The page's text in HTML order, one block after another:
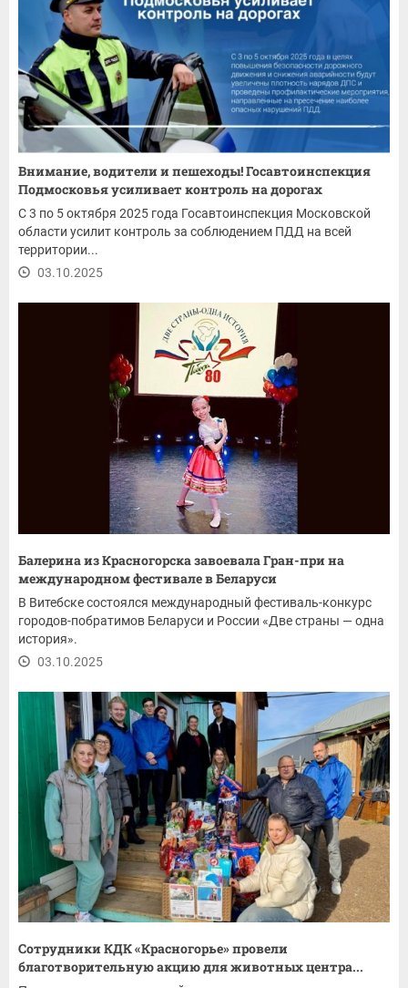
Внимание, водители и пешеходы! Госавтоинспекция
Подмосковья усиливает контроль на дорогах
С 3 по 5 октября 2025 года Госавтоинспекция Московской
области усилит контроль за соблюдением ПДД на всей
территории...
03.10.2025
Балерина из Красногорска завоевала Гран-при на
международном фестивале в Беларуси
В Витебске состоялся международный фестиваль-конкурс
городов-побратимов Беларуси и России «Две страны — одна
история».
03.10.2025
Сотрудники КДК «Красногорье» провели
благотворительную акцию для животных центра...